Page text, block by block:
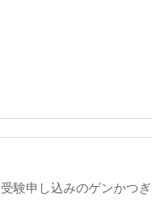
受験申し込みのゲンかつぎ